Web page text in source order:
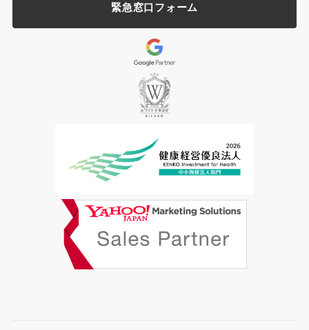
緊急窓口フォーム